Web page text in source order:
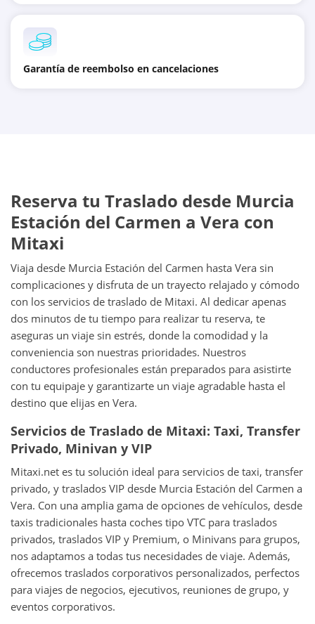
Garantía de reembolso en cancelaciones
Reserva tu Traslado desde Murcia
Estación del Carmen a Vera con
Mitaxi
Viaja desde Murcia Estación del Carmen hasta Vera sin
complicaciones y disfruta de un trayecto relajado y cómodo
con los servicios de traslado de Mitaxi. Al dedicar apenas
dos minutos de tu tiempo para realizar tu reserva, te
aseguras un viaje sin estrés, donde la comodidad y la
conveniencia son nuestras prioridades. Nuestros
conductores profesionales están preparados para asistirte
con tu equipaje y garantizarte un viaje agradable hasta el
destino que elijas en Vera.
Servicios de Traslado de Mitaxi: Taxi, Transfer
Privado, Minivan y VIP
Mitaxi.net es tu solución ideal para servicios de taxi, transfer
privado, y traslados VIP desde Murcia Estación del Carmen a
Vera. Con una amplia gama de opciones de vehículos, desde
taxis tradicionales hasta coches tipo VTC para traslados
privados, traslados VIP y Premium, o Minivans para grupos,
nos adaptamos a todas tus necesidades de viaje. Además,
ofrecemos traslados corporativos personalizados, perfectos
para viajes de negocios, ejecutivos, reuniones de grupo, y
eventos corporativos.